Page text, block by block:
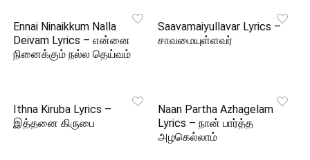
Ennai Ninaikkum Nalla
Deivam Lyrics – என்னை
நினைக்கும் நல்ல தெய்வம்
Saavamaiyullavar Lyrics –
சாவமையுள்ளவர்
Ithna Kiruba Lyrics –
இத்தனை கிருபை
Naan Partha Azhagelam
Lyrics – நான் பார்த்த
அழகெல்லாம்